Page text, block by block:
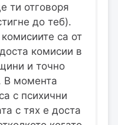
ти отговоря
до теб).
са от
комисии в
и точно
В момента
с психични
с тях е доста